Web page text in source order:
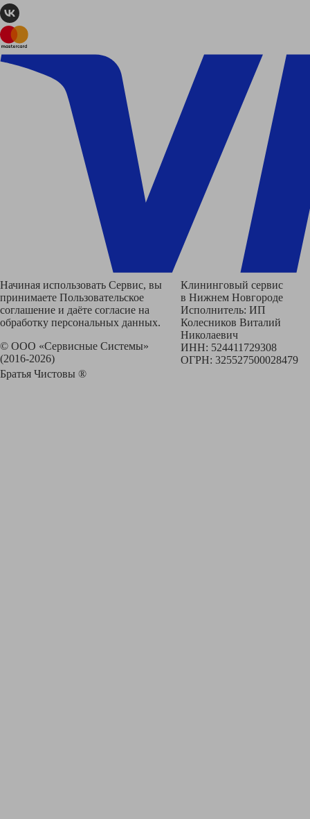
Начиная использовать Сервис, вы
принимаете Пользовательское
соглашение и даёте согласие на
обработку персональных данных.
© ООО «Сервисные Системы»
(2016-2026)
Братья Чистовы ®
Клининговый сервис
в Нижнем Новгороде
Исполнитель: ИП
Колесников Виталий
Николаевич
ИНН: 524411729308
ОГРН: 325527500028479